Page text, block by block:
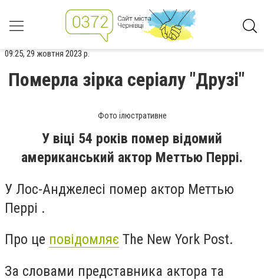
09:25, 29 жовтня 2023 р.
Померла зірка серіалу "Друзі"
Фото ілюстративне
У віці 54 років помер відомий
американський актор Меттью Перрі.
У Лос-Анджелесі помер актор Меттью
Перрі .
Про це повідомляє The New York Post.
За словами представника актора та